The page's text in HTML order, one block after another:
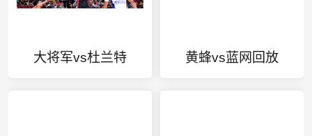
大将军vs杜兰特 黄蜂vs蓝网回放